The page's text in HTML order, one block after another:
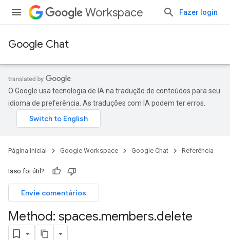
Workspace Fazer login
Google Chat
O Google usa tecnologia de IA na tradução de conteúdos para seu
idioma de preferência. As traduções com IA podem ter erros.
Página inicial Google Workspace Google Chat Referência
Isso foi útil?
Envie comentários
Method: spaces.members.delete